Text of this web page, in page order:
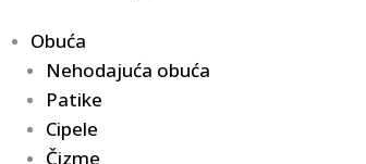
Obuća
Nehodajuća obuća
Patike
Cipele
Čizme